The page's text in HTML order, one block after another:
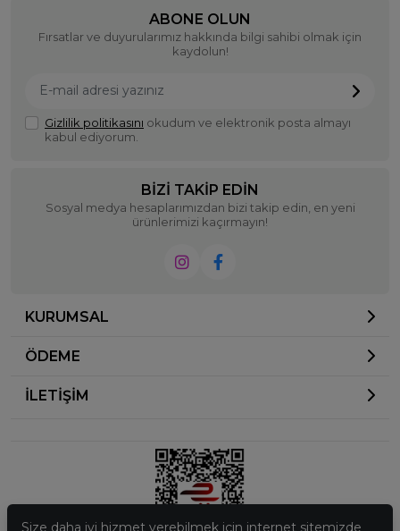
ABONE OLUN
Fırsatlar ve duyurularımız hakkında bilgi sahibi olmak için
kaydolun!
Gizlilik politikasını okudum ve elektronik posta almayı
kabul ediyorum.
BIZI TAKIP EDIN
Sosyal medya hesaplarımızdan bizi takip edin, en yeni
ürünlerimizi kaçırmayın!
KURUMSAL
ÖDEME
İLETİŞİM
Size daha iyi hizmet verebilmek için internet sitemizde